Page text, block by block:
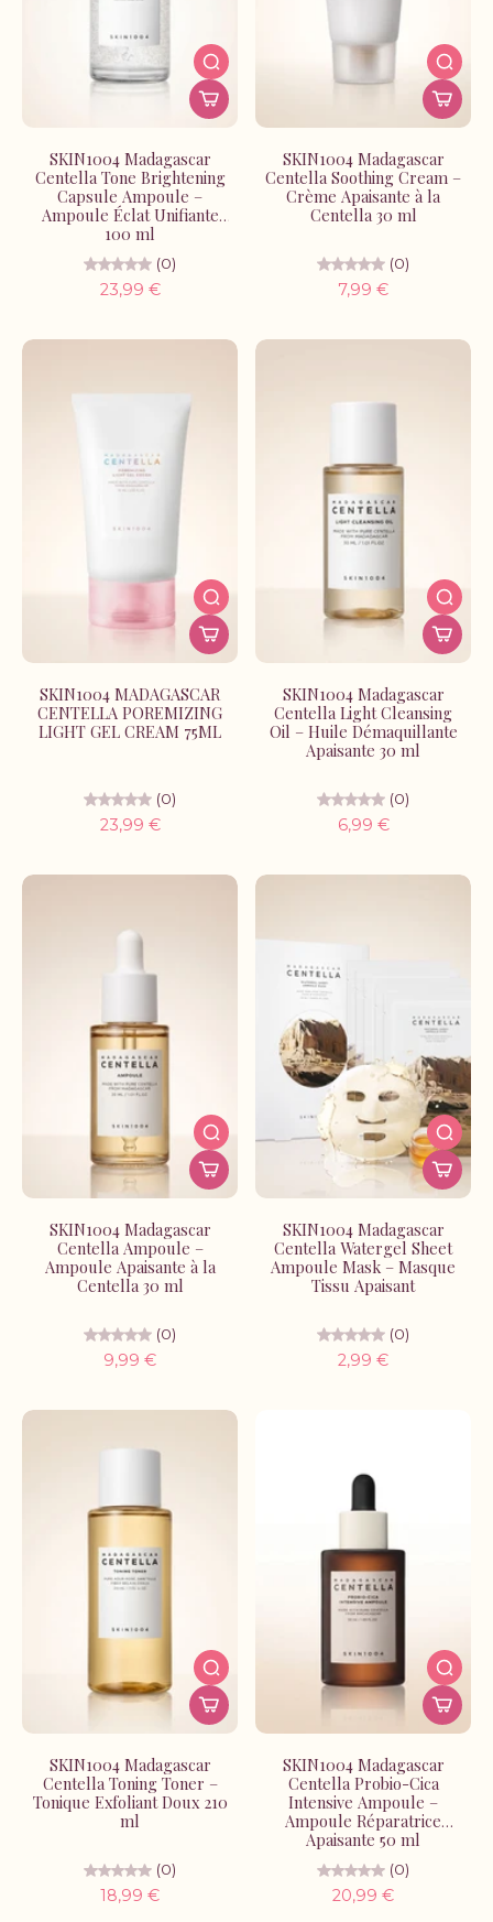
SKIN1004 Madagascar
Centella Tone Brightening
Capsule Ampoule –
Ampoule Éclat Unifiante
100 ml
(0)
23,99 €
SKIN1004 Madagascar
Centella Soothing Cream –
Crème Apaisante à la
Centella 30 ml
(0)
7,99 €
SKIN1004 MADAGASCAR
CENTELLA POREMIZING
LIGHT GEL CREAM 75ML
(0)
23,99 €
SKIN1004 Madagascar
Centella Light Cleansing
Oil – Huile Démaquillante
Apaisante 30 ml
(0)
6,99 €
SKIN1004 Madagascar
Centella Ampoule –
Ampoule Apaisante à la
Centella 30 ml
(0)
9,99 €
SKIN1004 Madagascar
Centella Watergel Sheet
Ampoule Mask – Masque
Tissu Apaisant
(0)
2,99 €
SKIN1004 Madagascar
Centella Toning Toner –
Tonique Exfoliant Doux 210
ml
(0)
18,99 €
SKIN1004 Madagascar
Centella Probio-Cica
Intensive Ampoule –
Ampoule Réparatrice
Apaisante 50 ml
(0)
20,99 €